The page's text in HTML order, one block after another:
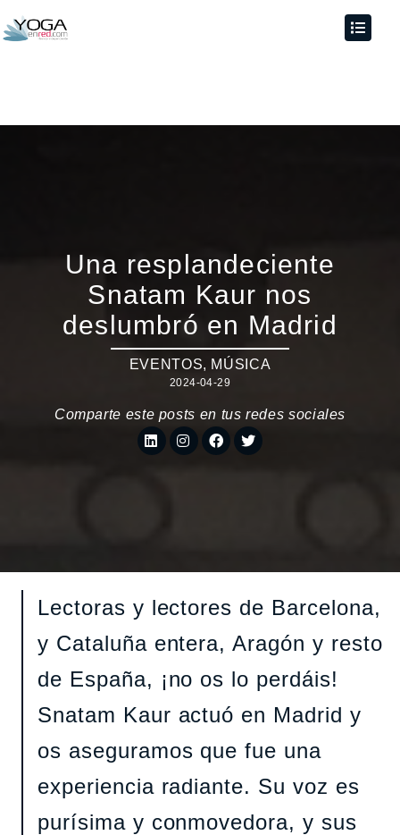
Una resplandeciente
Snatam Kaur nos
deslumbró en Madrid
EVENTOS, MÚSICA
2024-04-29
Comparte este posts en tus redes sociales
Lectoras y lectores de Barcelona,
y Cataluña entera, Aragón y resto
de España, ¡no os lo perdáis!
Snatam Kaur actuó en Madrid y
os aseguramos que fue una
experiencia radiante. Su voz es
purísima y conmovedora, y sus